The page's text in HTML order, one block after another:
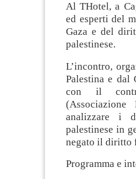
Al THotel, a
ed esperti del
Gaza e del
palestinese.
L’incontro,
Palestina e dal
con il
analizzare i
palestinese in
negato il diritto
Programma e